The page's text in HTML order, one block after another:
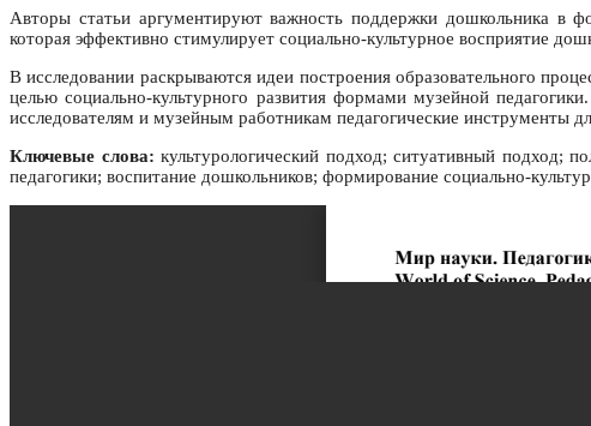
Авторы статьи аргументируют важность поддержки дошкольника в
которая эффективно стимулирует социально-культурное восприятие
В исследовании раскрываются идеи построения образовательного
целью социально-культурного развития формами музейной
исследователям и музейным работникам педагогические инструменты
Ключевые слова: культурологический подход; ситуативный подход;
педагогики; воспитание дошкольников; формирование социально-